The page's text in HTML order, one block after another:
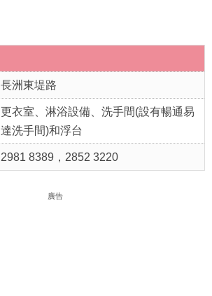
長洲東堤路
更衣室、淋浴設備、洗手間(設有暢通易
達洗手間)和浮台
2981 8389，2852 3220
廣告